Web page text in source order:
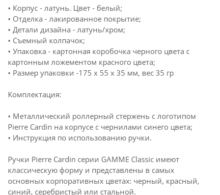
• Корпус - латунь. Цвет - белый;
• Отделка - лакированное покрытие;
• Детали дизайна - латунь/хром;
• Съемный колпачок;
• Упаковка - картонная коробочка черного цвета с
картонным ложементом красного цвета;
• Размер упаковки -175 х 55 х 35 мм, вес 35 гр
Комплектация:
• Металлический роллерный стержень с логотипом
Pierre Cardin на корпусе с чернилами синего цвета;
• Инструкция по использованию ручки.
Ручки Pierre Cardin серии GAMME Classic имеют
классическую форму и представлены в самых
основных корпоративных цветах: черный, красный,
синий, серебристый или стальной.